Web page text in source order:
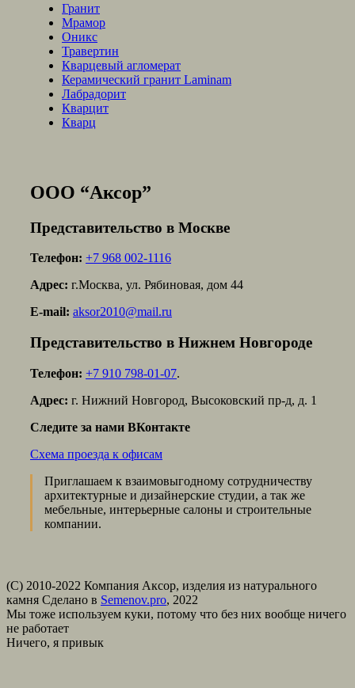
Гранит
Мрамор
Оникс
Травертин
Кварцевый агломерат
Керамический гранит Laminam
Лабрадорит
Кварцит
Кварц
ООО “Аксор”
Представительство в Москве
Телефон: +7 968 002-1116
Адрес: г.Москва, ул. Рябиновая, дом 44
E-mail: aksor2010@mail.ru
Представительство в Нижнем Новгороде
Телефон: +7 910 798-01-07.
Адрес: г. Нижний Новгород, Высоковский пр-д, д. 1
Следите за нами ВКонтакте
Схема проезда к офисам
Приглашаем к взаимовыгодному сотрудничеству
архитектурные и дизайнерские студии, а так же
мебельные, интерьерные салоны и строительные
компании.
(С) 2010-2022 Компания Аксор, изделия из натурального
камня Сделано в Semenov.pro, 2022
Мы тоже используем куки, потому что без них вообще ничего
не работает
Ничего, я привык